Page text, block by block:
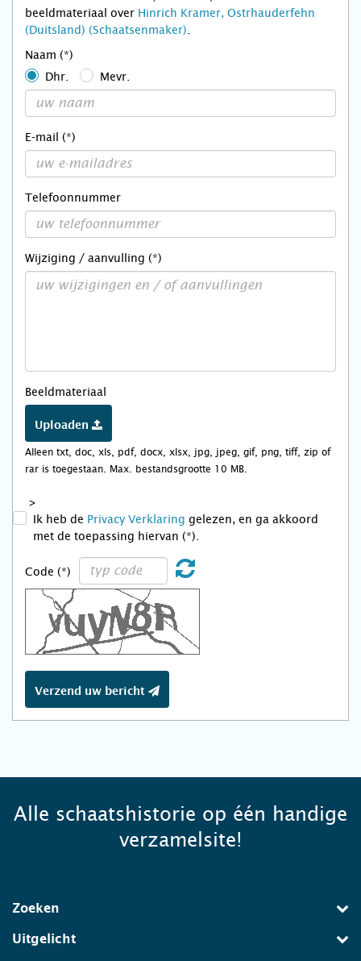
beeldmateriaal over Hinrich Kramer, Ostrhauderfehn
(Duitsland) (Schaatsenmaker)
Naam (*)
Dhr.
Mevr.
E-mail (*)
Telefoonnummer
Wijziging / aanvulling (*)
Beeldmateriaal
Uploaden
Alleen txt, doc, xls, pdf, docx, xlsx, jpg, jpeg, gif, png, tiff, zip of
rar is toegestaan. Max. bestandsgrootte 10 MB.
>
Ik heb de Privacy Verklaring gelezen, en ga akkoord
met de toepassing hiervan (*).
Code (*)
Verzend uw bericht
Alle schaatshistorie op één handige
verzamelsite!
Zoeken
Uitgelicht